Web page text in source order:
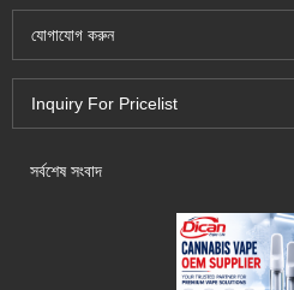
যোগাযোগ করুন
Inquiry For Pricelist
সর্বশেষ সংবাদ